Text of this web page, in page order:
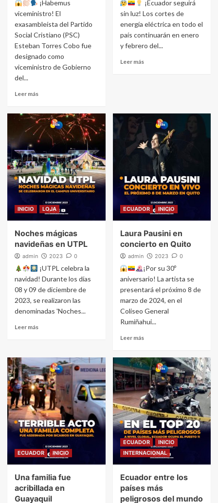
¡Habemus
viceministro! El
exasambleísta del Partido
Social Cristiano (PSC)
Esteban Torres Cobo fue
designado como
viceministro de Gobierno
del...
Leer más
¡Ecuador seguirá
sin luz! Los cortes de
energía eléctrica en todo el
país continuarán en enero
y febrero del...
Leer más
INICIO LOJA
Noches mágicas
navideñas en UTPL
admin 2023 0
¡UTPL celebra la
navidad! Durante los días
08 y 09 de diciembre de
2023, se realizaron las
denominadas 'Noches...
Leer más
ECUADOR INICIO
Laura Pausini en
concierto en Quito
admin 2023 0
¡Por su 30º
aniversario! La artista se
presentará el próximo 8 de
marzo de 2024, en el
Coliseo General
Rumiñahui...
Leer más
ECUADOR INICIO
Una familia fue
acribillada en
Guayaquil
ECUADOR
INICIO
INTERNACIONAL
Ecuador entre los
países más
peligrosos del mundo